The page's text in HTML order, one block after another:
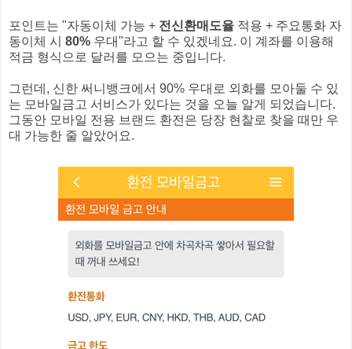
포인트는 "자동이체 가능 + 전신환매도율 적용 + 주요통화 자
동이체 시 80% 우대"라고 할 수 있겠네요. 이 계좌를 이용해
적금 형식으로 달러를 모으는 중입니다.
그런데, 신한 써니뱅크에서 90% 우대로 외화를 모아둘 수 있
는 모바일금고 서비스가 있다는 것을 오늘 알게 되었습니다.
그동안 모바일 전용 브랜드 환전은 당장 현찰로 찾을 때만 우
대 가능한 줄 알았어요.